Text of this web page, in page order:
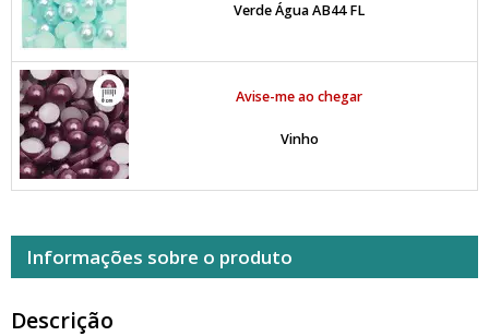
Verde Água AB44 FL
Avise-me ao chegar
Vinho
Informações sobre o produto
Descrição